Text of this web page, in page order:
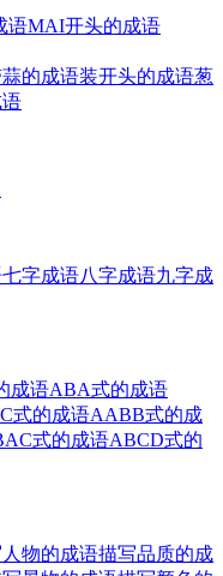
语MAI开头的成语
的成语装开头的成语葱
七字成语八字成语九字成
成语ABA式的成语
式的成语AABB式的成
式的成语ABCD式的
物的成语描写品质的成